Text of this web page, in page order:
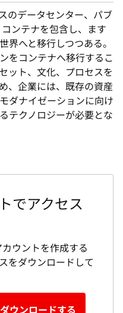
のデータセンター、パブ
ンテナを包含し、ます
界へと移行しつつある。
をコンテナへ移行するこ
ット、文化、プロセスを
、企業には、既存の資産
ダナイゼーションに向け
テクノロジーが必要とな
でアクセス
ウントを作成する
をダウンロードして
ウンロードする